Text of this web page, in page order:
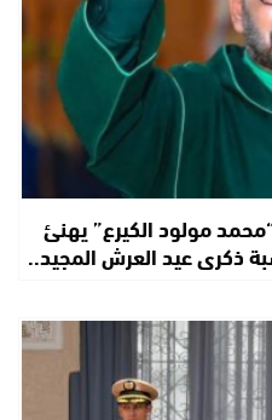
مولود الكيرع” يهنئ
ذكرى عيد العرش المجيد..